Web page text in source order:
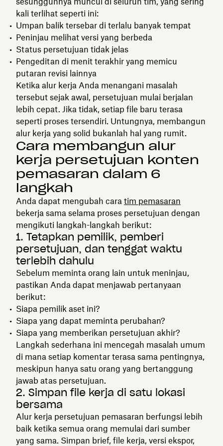
kali terlihat seperti ini:
Umpan balik tersebar di terlalu banyak tempat
Peninjau melihat versi yang berbeda
Status persetujuan tidak jelas
Pengeditan di menit terakhir yang memicu
putaran revisi lainnya
Ketika alur kerja Anda menangani masalah
tersebut sejak awal, persetujuan mulai berjalan
lebih cepat. Jika tidak, setiap file baru terasa
seperti proses tersendiri. Untungnya, membangun
alur kerja yang solid bukanlah hal yang rumit.
Cara membangun alur
kerja persetujuan konten
pemasaran dalam 6
langkah
Anda dapat mengubah cara tim pemasaran
bekerja sama selama proses persetujuan dengan
mengikuti langkah-langkah berikut:
1. Tetapkan pemilik, pemberi
persetujuan, dan tenggat waktu
terlebih dahulu
Sebelum meminta orang lain untuk meninjau,
pastikan Anda dapat menjawab pertanyaan
berikut:
Siapa pemilik aset ini?
Siapa yang dapat meminta perubahan?
Siapa yang memberikan persetujuan akhir?
Langkah sederhana ini mencegah masalah umum
di mana setiap komentar terasa sama pentingnya,
meskipun hanya satu orang yang bertanggung
jawab atas persetujuan.
2. Simpan file kerja di satu lokasi
bersama
Alur kerja persetujuan pemasaran berfungsi lebih
baik ketika semua orang memulai dari sumber
yang sama. Simpan brief, file kerja, versi ekspor,